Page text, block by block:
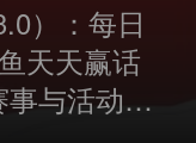
）：每日
天天赢话
与活动，